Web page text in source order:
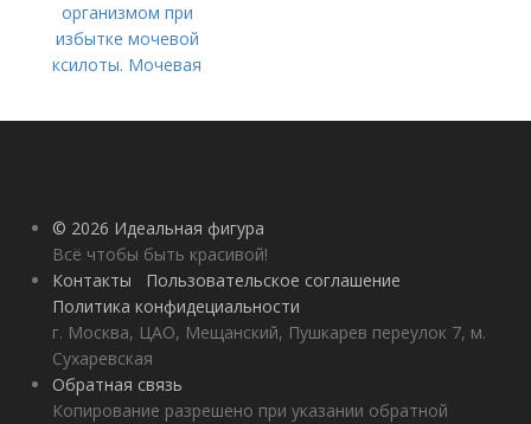
организмом при
избытке мочевой
ксилоты. Мочевая
норма и отклонения
© 2026 Идеальная фигура
Всё чтобы быть красивой!
Контакты
Пользовательское соглашение
Политика конфидециальности
г. Москва, ЦАО, Мещанский, Пушкарев переулок 7, м.
Сухаревская
Обратная связь
Копирование разрешено при указании обратной